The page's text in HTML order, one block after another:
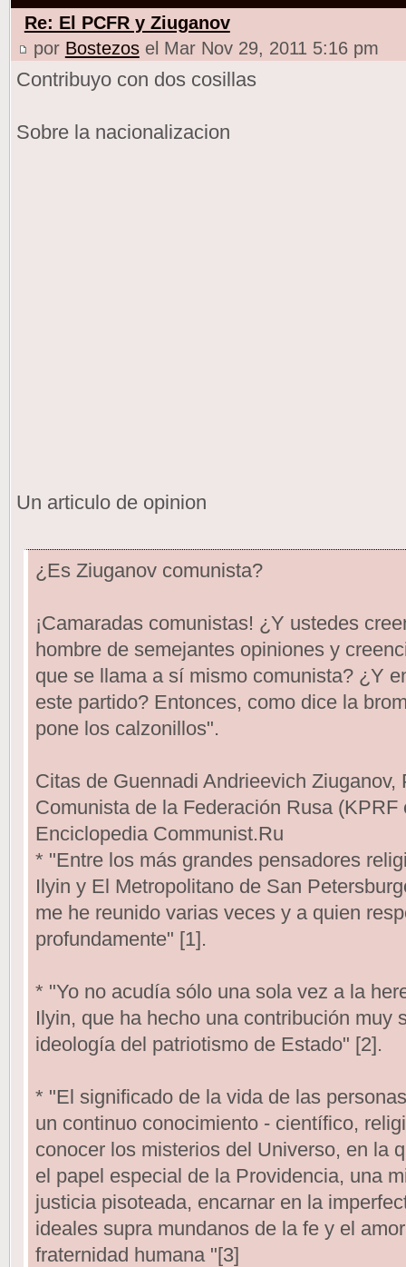
Re: El PCFR y Ziuganov
por Bostezosel Mar Nov 29, 2011 5:16 pm
Contribuyo con dos cosillas
Sobre la nacionalizacion
Un articulo de opinion
¿Es Ziuganov comunista?
¡Camaradas comunistas! ¿Y ustedes
hombre de semejantes opiniones y
que se llama a sí mismo comunista? ¿Y
este partido? Entonces, como dice la
pone los calzonillos".
Citas de Guennadi Andrieevich
Comunista de la Federación Rusa
Enciclopedia Communist.Ru
* "Entre los más grandes pensadores
Ilyin y El Metropolitano de San
me he reunido varias veces y a quien
profundamente" [1].
* "Yo no acudía sólo una sola vez a la
Ilyin, que ha hecho una contribución muy
ideología del patriotismo de Estado" [2].
* "El significado de la vida de las
un continuo conocimiento - científico,
conocer los misterios del Universo, en la
el papel especial de la Providencia, una
justicia pisoteada, encarnar en la
ideales supra mundanos de la fe y el
fraternidad humana "[3]